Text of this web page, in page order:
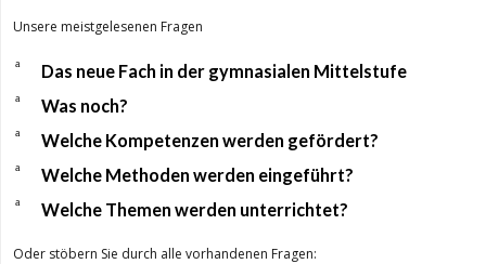
Unsere meistgelesenen Fragen
a Das neue Fach in der gymnasialen Mittelstufe
a Was noch?
a Welche Kompetenzen werden gefördert?
a Welche Methoden werden eingeführt?
a Welche Themen werden unterrichtet?
Oder stöbern Sie durch alle vorhandenen Fragen: